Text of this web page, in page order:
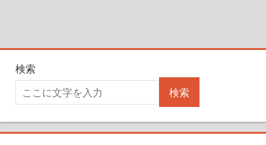
検索
検索